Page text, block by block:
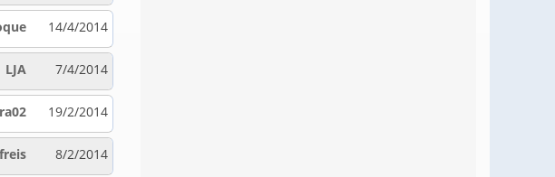
14/4/2014
7/4/2014
LJA
19/2/2014
8/2/2014